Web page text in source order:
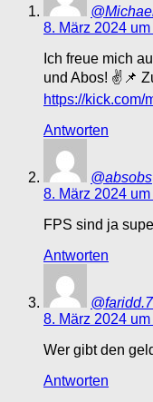
8. März 2024
Ich freue mich
und Abos! ✌📌
https://kick.com/
Antworten
@absobs
8. März 2024
FPS sind ja
Antworten
8. März 2024
Wer gibt den
Antworten